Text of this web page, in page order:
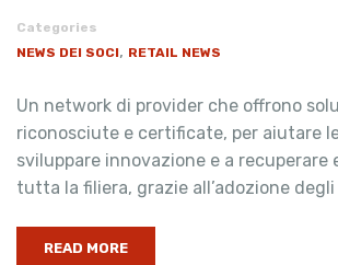
Categories
NEWS DEI SOCI, RETAIL NEWS
Un network di provider che offrono
riconosciute e certificate, per aiutare
sviluppare innovazione e a recuperare
tutta la filiera, grazie all’adozione
READ MORE